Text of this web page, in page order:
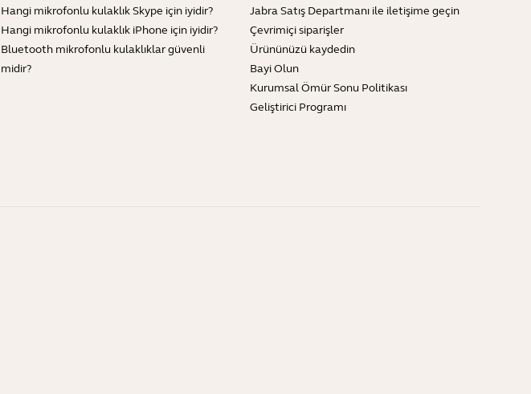
Hangi mikrofonlu kulaklık Skype için iyidir?
Hangi mikrofonlu kulaklık iPhone için iyidir?
Bluetooth mikrofonlu kulaklıklar güvenli
midir?
Jabra Satış Departmanı ile iletişime geçin
Çevrimiçi siparişler
Ürününüzü kaydedin
Bayi Olun
Kurumsal Ömür Sonu Politikası
Geliştirici Programı